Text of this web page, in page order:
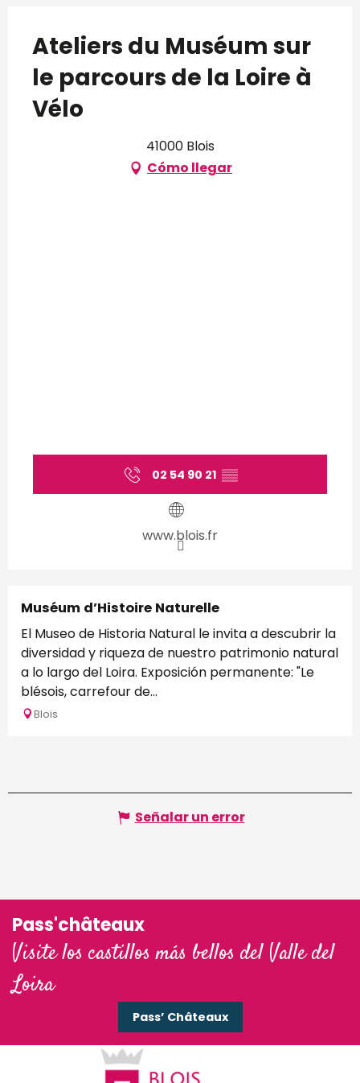
Ateliers du Muséum sur
le parcours de la Loire à
Vélo
41000 Blois
Cómo llegar
02 54 90 21 ▒▒
www.blois.fr
Muséum d’Histoire Naturelle
El Museo de Historia Natural le invita a descubrir la
diversidad y riqueza de nuestro patrimonio natural
a lo largo del Loira. Exposición permanente: "Le
blésois, carrefour de...
Blois
Señalar un error
Pass'châteaux
Visite los castillos más bellos del Valle del
Loira
Pass’ Châteaux